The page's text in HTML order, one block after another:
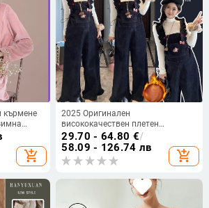
кърмене
add_shopping_cart
2025 Оригинален
висококачествен плетен
бременски гащеризон с
презрамки и плюшена подплата
– комплект
29.70 - 64.80 €/
58.09 - 126.74 лв
add_shopping_cart